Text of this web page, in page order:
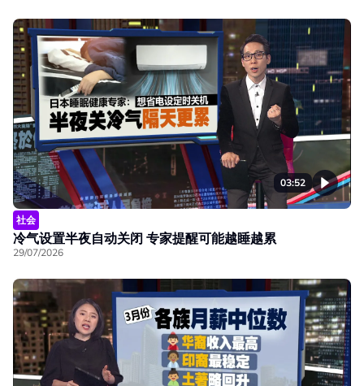
03:52
社会
冷气设置半夜自动关闭 专家提醒可能越睡越累
29/07/2026